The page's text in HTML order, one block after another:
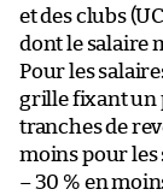
et des clubs
dont le salaire
Pour les
grille fixant un
tranches de
moins pour les
– 30 % en